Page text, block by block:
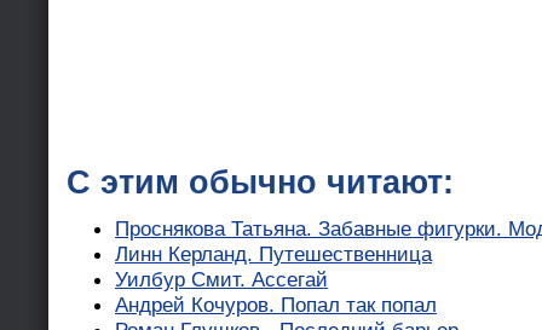
С этим обычно читают:
Проснякова Татьяна. Забавные фигурки.
Линн Керланд. Путешественница
Уилбур Смит. Ассегай
Андрей Кочуров. Попал так попал